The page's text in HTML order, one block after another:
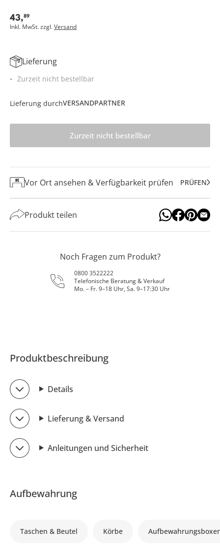
43,89
Inkl. MwSt. zzgl.Versand
Lieferung
Zurzeit nicht bestellbar
Lieferung durchVERSANDPARTNER
Zurzeit nicht bestellbar
Vor Ort ansehen & Verfügbarkeit prüfen PRÜFEN
Produkt teilen
Noch Fragen zum Produkt?
0800 3522222
Telefonische Beratung & Verkauf
Mo. – Fr. 9–18 Uhr, Sa. 9–17:30 Uhr
Produktbeschreibung
Details
Lieferung & Versand
Anleitungen und Sicherheit
Aufbewahrung
Taschen & Beutel Körbe